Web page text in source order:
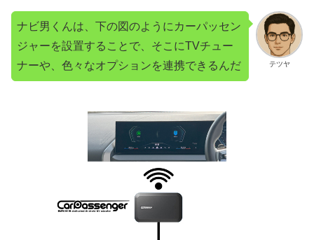
テツヤ
ナビ男くんは、下の図のようにカーパッセン
ジャーを設置することで、そこにTVチュー
ナーや、色々なオプションを連携できるんだ